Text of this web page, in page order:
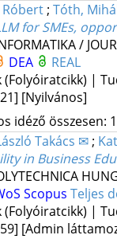
Róbert; Tóth,
for SMEs,
/
DEA
REAL
(Folyóiratcikk) |
[Nyilvános]
idéző összesen:
Takács ✉;
in Business
Scopus Teljes
(Folyóiratcikk) |
[Admin